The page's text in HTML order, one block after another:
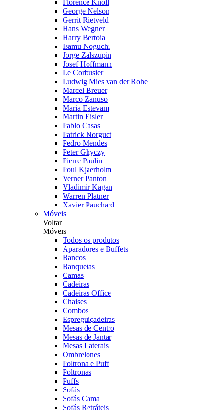
Florence Knoll
George Nelson
Gerrit Rietveld
Hans Wegner
Harry Bertoia
Isamu Noguchi
Jorge Zalszupin
Josef Hoffmann
Le Corbusier
Ludwig Mies van der Rohe
Marcel Breuer
Marco Zanuso
Maria Estevam
Martin Eisler
Pablo Casas
Patrick Norguet
Pedro Mendes
Peter Ghyczy
Pierre Paulin
Poul Kjaerholm
Verner Panton
Vladimir Kagan
Warren Platner
Xavier Pauchard
Móveis
Voltar
Móveis
Todos os produtos
Aparadores e Buffets
Bancos
Banquetas
Camas
Cadeiras
Cadeiras Office
Chaises
Combos
Espreguiçadeiras
Mesas de Centro
Mesas de Jantar
Mesas Laterais
Ombrelones
Poltrona e Puff
Poltronas
Puffs
Sofás
Sofás Cama
Sofás Retráteis